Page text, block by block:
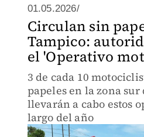
01.05.2026/
Circulan sin
Tampico:
el 'Operativo
3 de cada 10
papeles en la zona sur
llevarán a cabo estos
largo del año